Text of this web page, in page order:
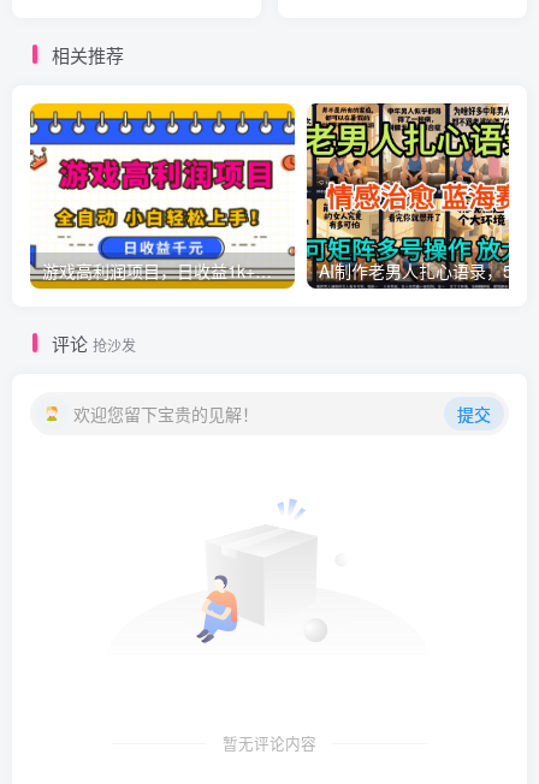
相关推荐
游戏高利润项目，日收益1k+，全自动，无需值守，解放双手，小白轻松上手【揭秘】
评论 抢沙发
欢迎您留下宝贵的见解！ 提交
暂无评论内容